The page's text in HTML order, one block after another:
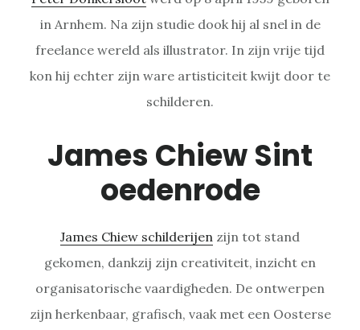
in Arnhem. Na zijn studie dook hij al snel in de
freelance wereld als illustrator. In zijn vrije tijd
kon hij echter zijn ware artisticiteit kwijt door te
schilderen.
James Chiew Sint
oedenrode
James Chiew schilderijen zijn tot stand
gekomen, dankzij zijn creativiteit, inzicht en
organisatorische vaardigheden. De ontwerpen
zijn herkenbaar, grafisch, vaak met een Oosterse